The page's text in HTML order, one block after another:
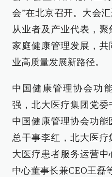
会”在北京召开。大会
从业者及产业代表，
家庭健康管理发展，
业高质量发展新路径。
中国健康管理协会功
强，北大医疗集团党委
中国健康管理协会功
总干事李红，北大医
大医疗患者服务运营
中心董事长兼CEO王磊